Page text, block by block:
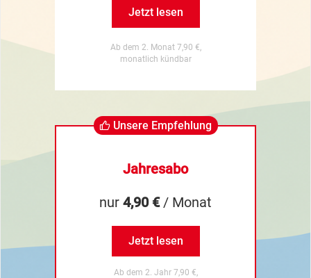
Jetzt lesen
Ab dem 2. Monat 7,90 €,
monatlich kündbar
Unsere Empfehlung
Jahresabo
nur 4,90 €/ Monat
Jetzt lesen
Ab dem 2. Jahr 7,90 €,